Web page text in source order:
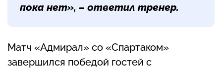
пока нет», – ответил тренер.
Матч «Адмирал» со «Спартаком»
завершился победой гостей с